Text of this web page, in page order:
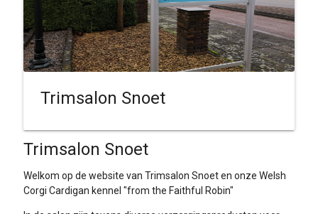
Trimsalon Snoet
Trimsalon Snoet
Welkom op de website van Trimsalon Snoet en onze Welsh
Corgi Cardigan kennel "from the Faithful Robin"